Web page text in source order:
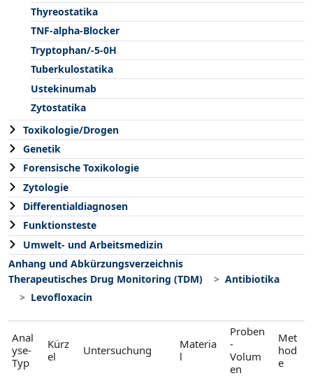
Thyreostatika
TNF-alpha-Blocker
Tryptophan/-5-0H
Tuberkulostatika
Ustekinumab
Zytostatika
Toxikologie/Drogen
Genetik
Forensische Toxikologie
Zytologie
Differentialdiagnosen
Funktionsteste
Umwelt- und Arbeitsmedizin
Anhang und Abkürzungsverzeichnis
Therapeutisches Drug Monitoring (TDM)
Antibiotika
Levofloxacin
Anal
yse-
Typ
Kürz
el
Untersuchung
Materia
l
Proben
-
Volum
en
Met
hod
e